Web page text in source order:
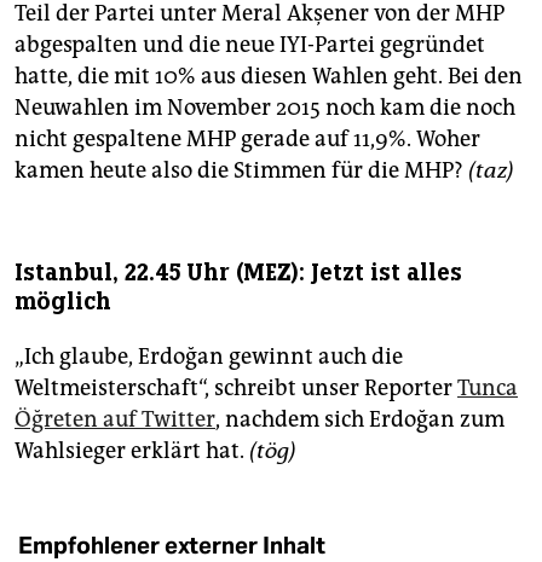
Teil der Partei unter Meral Akşener von der MHP
abgespalten und die neue IYI-Partei gegründet
hatte, die mit 10% aus diesen Wahlen geht. Bei den
Neuwahlen im November 2015 noch kam die noch
nicht gespaltene MHP gerade auf 11,9%. Woher
kamen heute also die Stimmen für die MHP? (taz)
Istanbul, 22.45 Uhr (MEZ): Jetzt ist alles
möglich
„Ich glaube, Erdoğan gewinnt auch die
Weltmeisterschaft“, schreibt unser ReporterTunca
Öğreten auf Twitter, nachdem sich Erdoğan zum
Wahlsieger erklärt hat. (tög)
Empfohlener externer Inhalt